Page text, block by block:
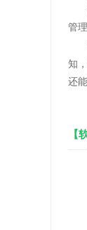
管
该
知
还
【
【
【
【
【